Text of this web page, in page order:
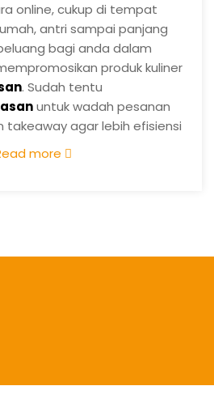
online, cukup di tempat
antri sampai panjang
makanan yang
waktu tersebut
mengerjakan sesuatu yang
bagi anda dalam
produk kuliner
. Sudah tentu
untuk wadah pesanan
takeaway agar lebih efisiensi
more